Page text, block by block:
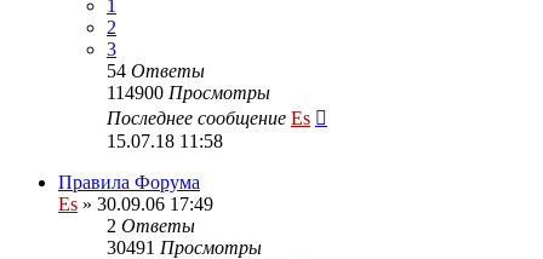
1
2
3
54 Ответы
114900 Просмотры
Последнее сообщение Es
15.07.18 11:58
Правила Форума
Es » 30.09.06 17:49
2 Ответы
30491 Просмотры